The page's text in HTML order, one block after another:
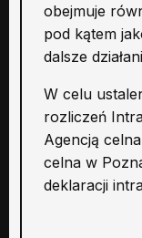
obejmuje
pod kątem
dalsze
W celu
rozliczeń
Agencją
celna w
deklaracji